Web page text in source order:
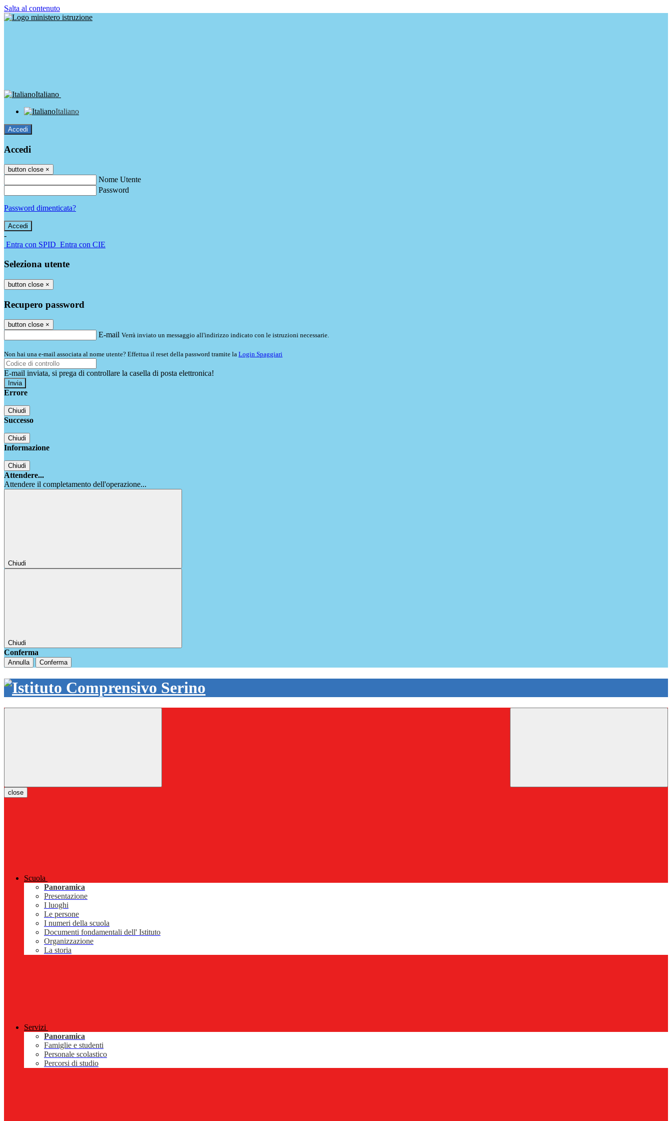
Salta al contenuto
Italiano
Italiano
Accedi
Accedi
button close ×
Nome Utente
Password
Password dimenticata?
-
Entra con SPID Entra con CIE
Seleziona utente
button close ×
Recupero password
button close ×
E-mail Verrà inviato un messaggio all'indirizzo indicato con le istruzioni necessarie.
Non hai una e-mail associata al nome utente? Effettua il reset della password tramite la Login Spaggiari
E-mail inviata, si prega di controllare la casella di posta elettronica!
Errore
Chiudi
Successo
Chiudi
Informazione
Chiudi
Attendere...
Attendere il completamento dell'operazione...
Chiudi
Chiudi
Conferma
Annulla Conferma
close
Scuola
Panoramica
Presentazione
I luoghi
Le persone
I numeri della scuola
Documenti fondamentali dell' Istituto
Organizzazione
La storia
Servizi
Panoramica
Famiglie e studenti
Personale scolastico
Percorsi di studio